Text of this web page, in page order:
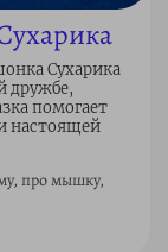
Сухарика
дружбе,
помогает
настоящей
про мышку,